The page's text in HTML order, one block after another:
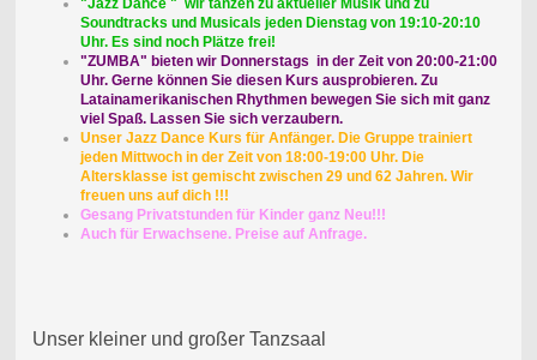
"Jazz Dance " wir tanzen zu aktueller Musik und zu
Soundtracks und Musicals jeden Dienstag von 19:10-20:10
Uhr. Es sind noch Plätze frei!
"ZUMBA" bieten wir Donnerstags in der Zeit von 20:00-21:00
Uhr. Gerne können Sie diesen Kurs ausprobieren. Zu
Latainamerikanischen Rhythmen bewegen Sie sich mit ganz
viel Spaß. Lassen Sie sich verzaubern.
Unser Jazz Dance Kurs für Anfänger. Die Gruppe trainiert
jeden Mittwoch in der Zeit von 18:00-19:00 Uhr. Die
Altersklasse ist gemischt zwischen 29 und 62 Jahren. Wir
freuen uns auf dich !!!
Gesang Privatstunden für Kinder ganz Neu!!!
Auch für Erwachsene. Preise auf Anfrage.
Unser kleiner und großer Tanzsaal